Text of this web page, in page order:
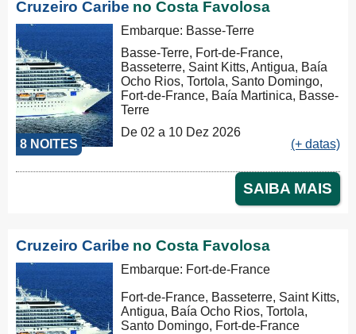
Cruzeiro Caribe no Costa Favolosa
8 NOITES
Embarque: Basse-Terre
Basse-Terre, Fort-de-France,
Basseterre, Saint Kitts, Antigua, Baía
Ocho Rios, Tortola, Santo Domingo,
Fort-de-France, Baía Martinica, Basse-
Terre
De 02 a 10 Dez 2026
(+ datas)
SAIBA MAIS
Cruzeiro Caribe no Costa Favolosa
Embarque: Fort-de-France
Fort-de-France, Basseterre, Saint Kitts,
Antigua, Baía Ocho Rios, Tortola,
Santo Domingo, Fort-de-France